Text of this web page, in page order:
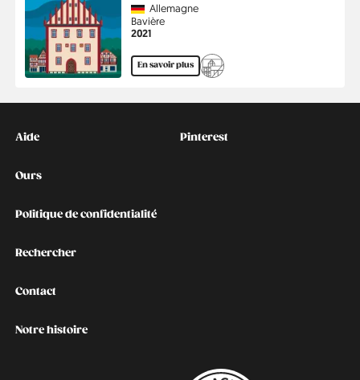
CountryAllemagne
Région
Bavière
Année
2021
En savoir plus
Kontakt
Aide
Ours
Politique de confidentialité
Rechercher
Contact
Notre histoire
Social
Pinterest